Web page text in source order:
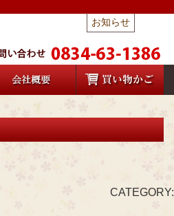
お知らせ
CATEGORY: